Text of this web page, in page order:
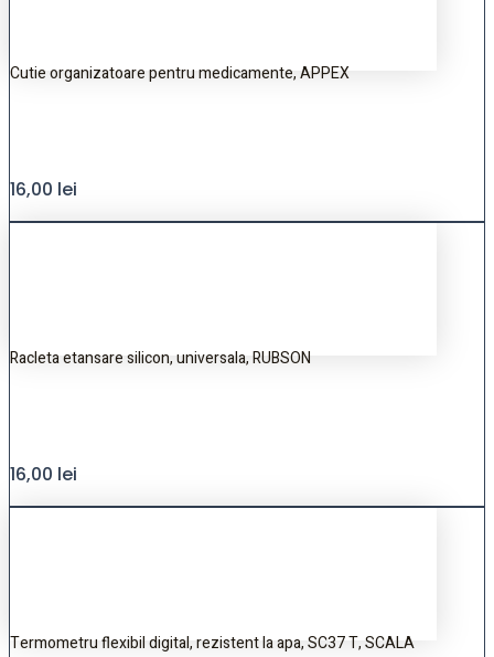
Cutie organizatoare pentru medicamente, APPEX
16,00 lei
Racleta etansare silicon, universala, RUBSON
16,00 lei
Termometru flexibil digital, rezistent la apa, SC37 T, SCALA